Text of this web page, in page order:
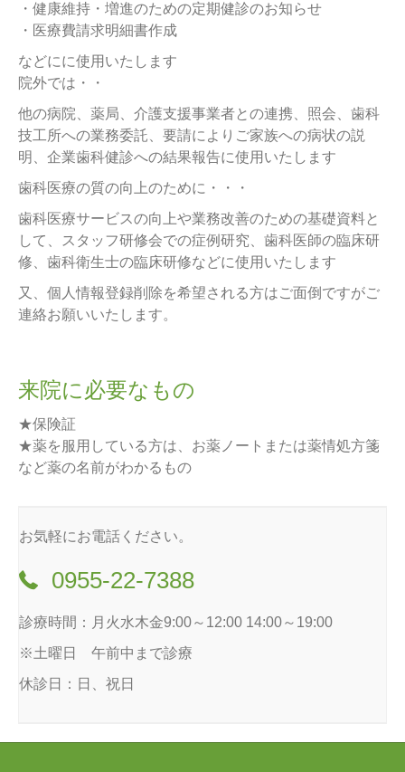
・健康維持・増進のための定期健診のお知らせ
・医療費請求明細書作成
などにに使用いたします
院外では・・
他の病院、薬局、介護支援事業者との連携、照会、歯科
技工所への業務委託、要請によりご家族への病状の説
明、企業歯科健診への結果報告に使用いたします
歯科医療の質の向上のために・・・
歯科医療サービスの向上や業務改善のための基礎資料と
して、スタッフ研修会での症例研究、歯科医師の臨床研
修、歯科衛生士の臨床研修などに使用いたします
又、個人情報登録削除を希望される方はご面倒ですがご
連絡お願いいたします。
来院に必要なもの
★保険証
★薬を服用している方は、お薬ノートまたは薬情処方箋
など薬の名前がわかるもの
お気軽にお電話ください。
0955-22-7388
診療時間：月火水木金9:00～12:00 14:00～19:00
※土曜日 午前中まで診療
休診日：日、祝日